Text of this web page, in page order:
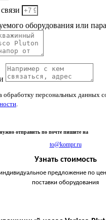
оборудования или
обработку персональных данных
.
нужно отправить по почте пишите на
to@kompr.ru
Узнать стоимость
предложение по
поставки оборудования